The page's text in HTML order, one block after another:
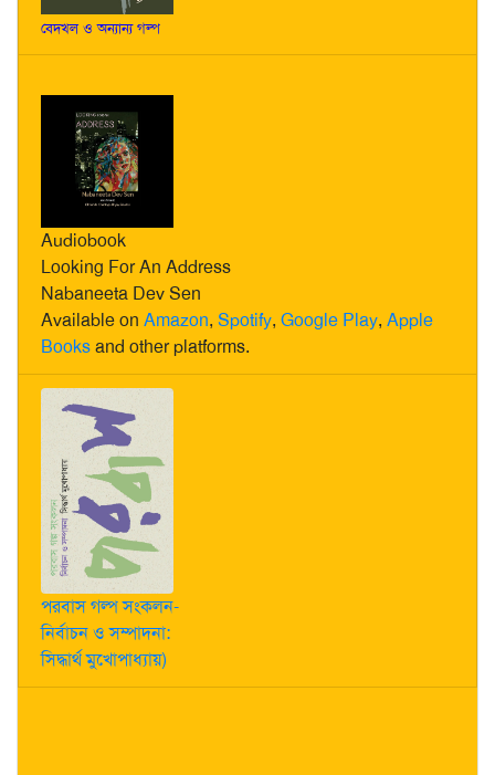
বেদখল ও অন্যান্য গল্প
Audiobook
Looking For An Address
Nabaneeta Dev Sen
Available on Amazon, Spotify, Google Play, Apple
Booksand other platforms.
পরবাস গল্প সংকলন-
নির্বাচন ও সম্পাদনা:
সিদ্ধার্থ মুখোপাধ্যায়)